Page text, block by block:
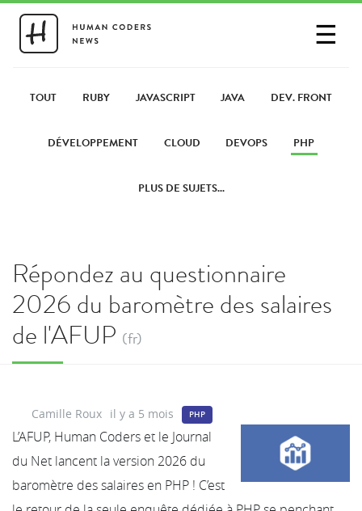
☰
PARTAGER UN LIEN
TOUT RUBY JAVASCRIPT JAVA DEV. FRONT
DÉVELOPPEMENT CLOUD DEVOPS PHP
PLUS DE SUJETS...
Répondez au questionnaire
2026 du baromètre des salaires
de l'AFUP (fr)
Camille Roux il y a 5 mois PHP
L’AFUP, Human Coders et le Journal
du Net lancent la version 2026 du
baromètre des salaires en PHP ! C’est